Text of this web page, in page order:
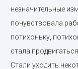
незначительные
почувствовала
потихоньку,
стала
Стали уходить